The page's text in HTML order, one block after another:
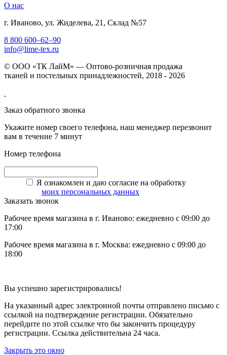
О нас
г. Иваново, ул. Жиделева, 21, Склад №57
8 800 600–62–90
info@lime-tex.ru
© ООО «ТК ЛайМ» — Оптово-розничная продажа
тканей и постельных принадлежностей, 2018 - 2026
Заказ обратного звонка
Укажите номер своего телефона, наш менеджер перезвонит
вам в течение 7 минут
Номер телефона
Я ознакомлен и даю согласие на обработку
моих персональных данных
Заказать звонок
Рабочее время магазина в г. Иваново: ежедневно с 09:00 до
17:00
Рабочее время магазина в г. Москва: ежедневно с 09:00 до
18:00
Вы успешно зарегистрировались!
На указанный адрес электронной почты отправлено письмо с
ссылкой на подтверждение регистрации. Обязательно
перейдите по этой ссылке что бы закончить процедуру
регистрации. Ссылка действительна 24 часа.
Закрыть это окно